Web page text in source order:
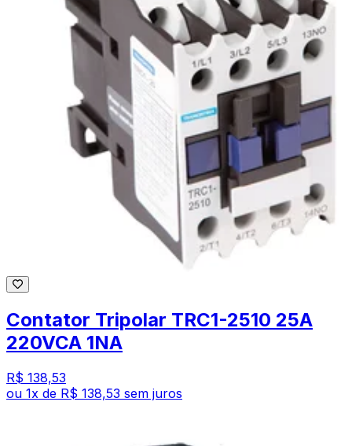
Contator Tripolar TRC1-2510 25A
220VCA 1NA
R$ 138,53
ou 1x de R$ 138,53 sem juros